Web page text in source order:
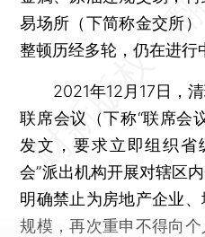
易场所（下简称金交所
整顿历经多轮，仍在进行
2021年12月17日，清
联席会议（下称“联席会
发文，要求立即组织省
会”派出机构开展对辖区
明确禁止为房地产企业
规模，再次重申不得向